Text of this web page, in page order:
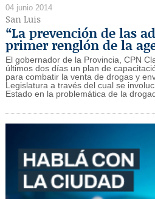
04 junio 2014
San Luis
“La prevención de las
primer renglón de la
El gobernador de la Provincia, CPN
últimos dos días un plan de
para combatir la venta de drogas y
Legislatura a través del cual se
Estado en la problemática de la